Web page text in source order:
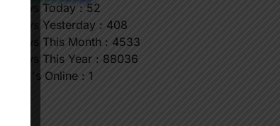
Views Today : 52
Views Yesterday : 408
Views This Month : 4533
Views This Year : 88036
Who's Online : 1